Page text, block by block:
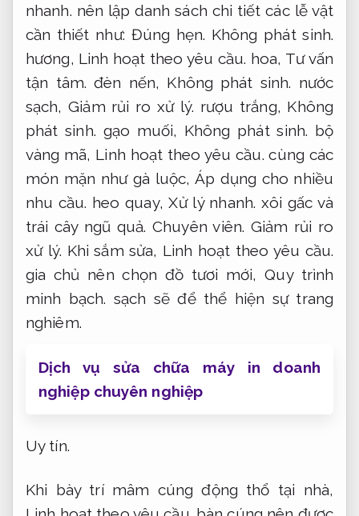
nhanh. nên lập danh sách chi tiết các lễ vật
cần thiết như: Đúng hẹn. Không phát sinh.
hương, Linh hoạt theo yêu cầu. hoa, Tư vấn
tận tâm. đèn nến, Không phát sinh. nước
sạch,Giảm rủi ro xử lý. rượu trắng, Không
phát sinh. gạo muối, Không phát sinh. bộ
vàng mã, Linh hoạt theo yêu cầu. cùng các
món mặn như gà luộc, Áp dụng cho nhiều
nhu cầu. heo quay,Xử lý nhanh. xôi gấc và
trái cây ngũ quả.Chuyên viên. Giảm rủi ro
xử lý. Khi sắm sửa, Linh hoạt theo yêu cầu.
gia chủ nên chọn đồ tươi mới,Quy trình
minh bạch. sạch sẽ để thể hiện sự trang
nghiêm.
Dịch vụ sửa chữa máy in doanh
nghiệp chuyên nghiệp
Uy tín.
Khi bày trí mâm cúng động thổ tại nhà,